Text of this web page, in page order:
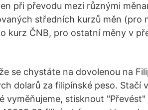
při převodu mezi různými
středních kurzů měn (pro
kurz ČNB, pro ostatní měny v
se chystáte na dovolenou na
dolarů za filipínské peso. Stačí
vyměňujeme, stisknout